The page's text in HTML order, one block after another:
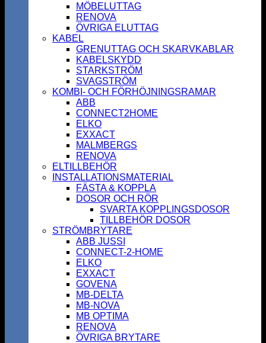
MÖBELUTTAG
RENOVA
ÖVRIGA ELUTTAG
KABEL
GRENUTTAG OCH SKARVKABLAR
KABELSKYDD
STARKSTRÖM
SVAGSTRÖM
KOMBI- OCH FÖRHÖJNINGSRAMAR
ABB
CONNECT2HOME
ELKO
EXXACT
MALMBERGS
RENOVA
ELTILLBEHÖR
INSTALLATIONSMATERIAL
FÄSTA & KOPPLA
DOSOR OCH RÖR
SVARTA KOPPLINGSDOSOR
TILLBEHÖR DOSOR
STRÖMBRYTARE
ABB JUSSI
CONNECT-2-HOME
ELKO
EXXACT
GOVENA
MB-DELTA
MB-NOVA
MB OPTIMA
RENOVA
ÖVRIGA BRYTARE